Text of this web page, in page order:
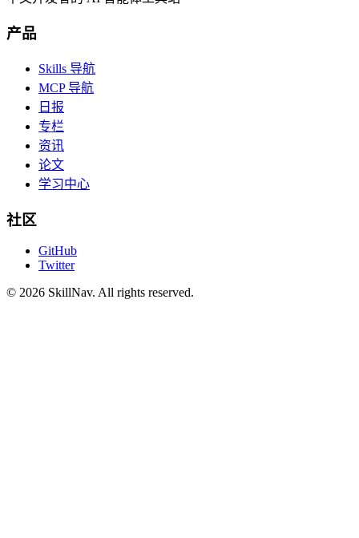
产品
Skills 导航
MCP 导航
日报
专栏
资讯
论文
学习中心
社区
GitHub
Twitter
© 2026 SkillNav. All rights reserved.